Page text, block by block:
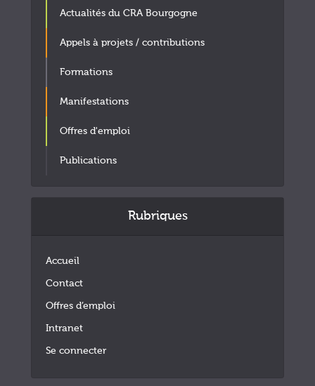
Actualités du CRA Bourgogne
Appels à projets / contributions
Formations
Manifestations
Offres d'emploi
Publications
Rubriques
Accueil
Contact
Offres d’emploi
Intranet
Se connecter